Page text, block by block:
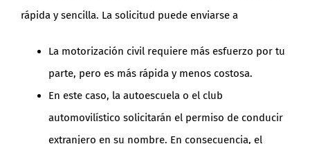
rápida y sencilla. La solicitud puede enviarse a
La motorización civil requiere más esfuerzo por tu
parte, pero es más rápida y menos costosa.
En este caso, la autoescuela o el club
automovilístico solicitarán el permiso de conducir
extranjero en su nombre. En consecuencia, el